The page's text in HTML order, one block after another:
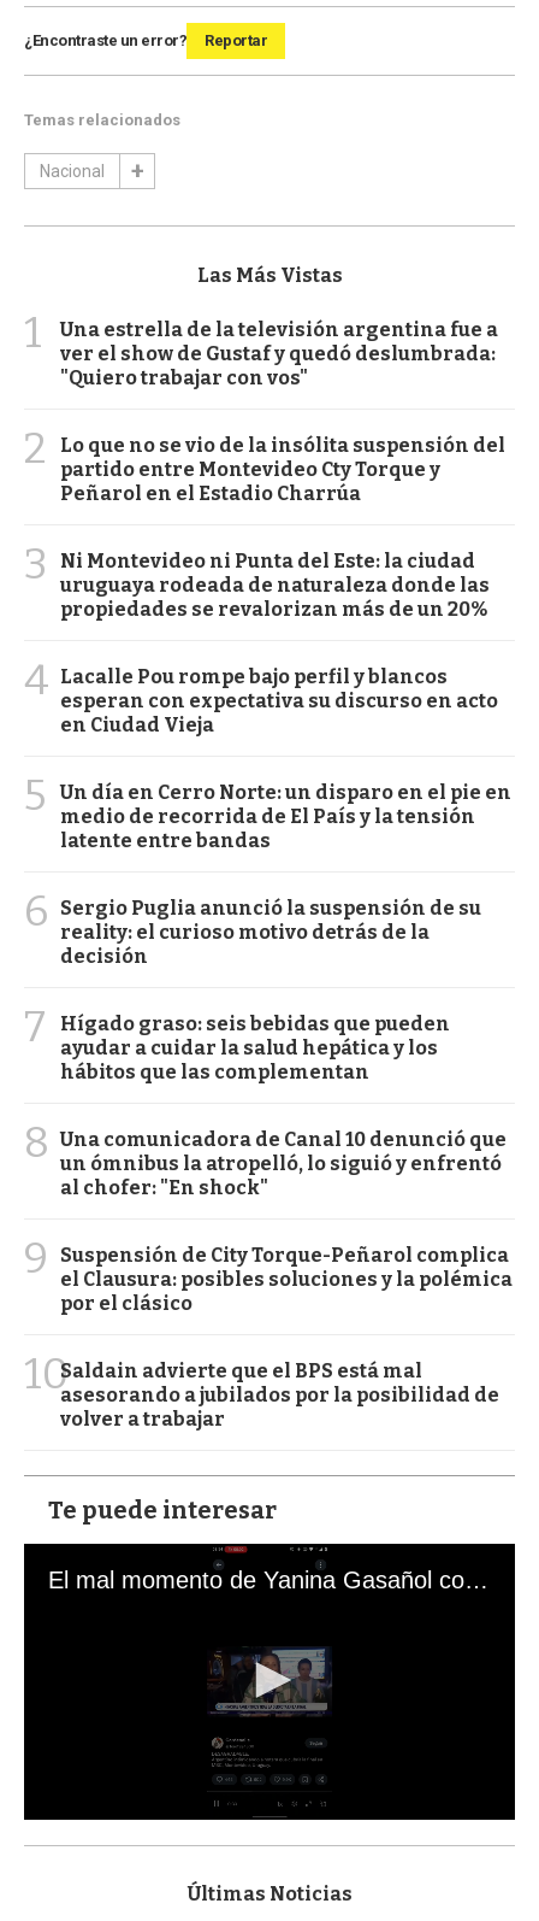
¿Encontraste un error? Reportar
Temas relacionados
Nacional
Las Más Vistas
1
Una estrella de la televisión argentina fue a
ver el show de Gustaf y quedó deslumbrada:
"Quiero trabajar con vos"
2
Lo que no se vio de la insólita suspensión del
partido entre Montevideo Cty Torque y
Peñarol en el Estadio Charrúa
3
Ni Montevideo ni Punta del Este: la ciudad
uruguaya rodeada de naturaleza donde las
propiedades se revalorizan más de un 20%
4 Lacalle Pou rompe bajo perfil y blancos
esperan con expectativa su discurso en acto
en Ciudad Vieja
5
Un día en Cerro Norte: un disparo en el pie en
medio de recorrida de El País y la tensión
latente entre bandas
6
Sergio Puglia anunció la suspensión de su
reality: el curioso motivo detrás de la
decisión
7
Hígado graso: seis bebidas que pueden
ayudar a cuidar la salud hepática y los
hábitos que las complementan
8 Una comunicadora de Canal 10 denunció que
un ómnibus la atropelló, lo siguió y enfrentó
al chofer: "En shock"
9
Suspensión de City Torque-Peñarol complica
el Clausura: posibles soluciones y la polémica
por el clásico
10Saldain advierte que el BPS está mal
asesorando a jubilados por la posibilidad de
volver a trabajar
Te puede interesar
El mal momento de Yanina Gasañol con un hincha argentino en "Subrayado"
s
Últimas Noticias